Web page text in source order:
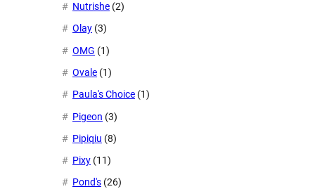
Nutrishe (2)
Olay (3)
OMG (1)
Ovale (1)
Paula's Choice (1)
Pigeon (3)
Pipiqiu (8)
Pixy (11)
Pond's (26)